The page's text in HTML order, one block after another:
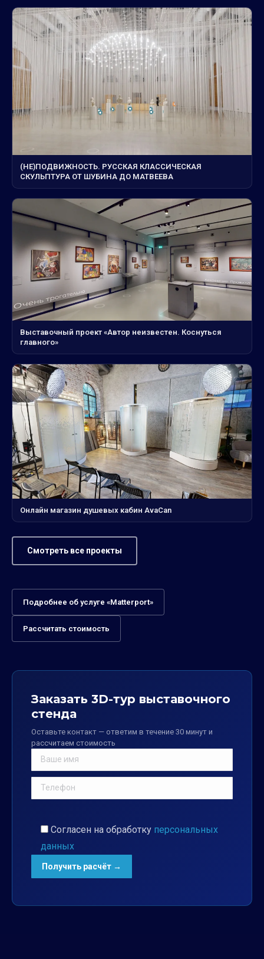
(НЕ)ПОДВИЖНОСТЬ. РУССКАЯ КЛАССИЧЕСКАЯ
СКУЛЬПТУРА ОТ ШУБИНА ДО МАТВЕЕВА
Выставочный проект «Автор неизвестен. Коснуться
главного»
Онлайн магазин душевых кабин AvaCan
Смотреть все проекты
Подробнее об услуге «Matterport»
Рассчитать стоимость
Заказать 3D-тур выставочного
стенда
Оставьте контакт — ответим в течение 30 минут и
рассчитаем стоимость
Согласен на обработку персональных
данных